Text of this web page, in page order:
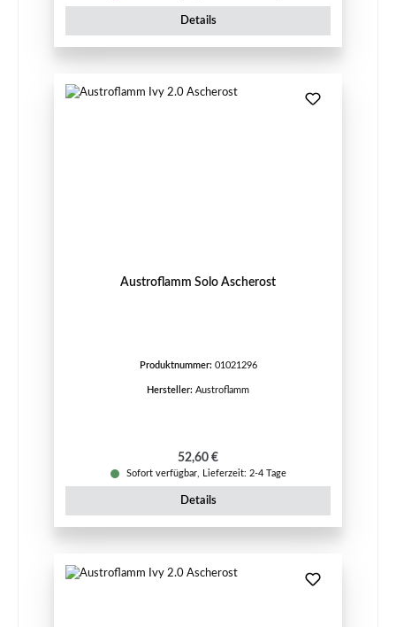
Details
Austroflamm Solo Ascherost
Produktnummer: 01021296
Hersteller: Austroflamm
Regulärer Preis:
52,60 €
Sofort verfügbar, Lieferzeit: 2-4 Tage
Details